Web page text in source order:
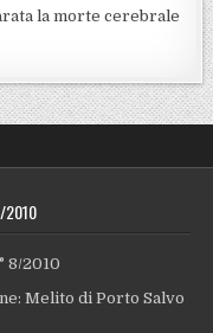
la morte cerebrale
2010
8/2010
Melito di Porto Salvo